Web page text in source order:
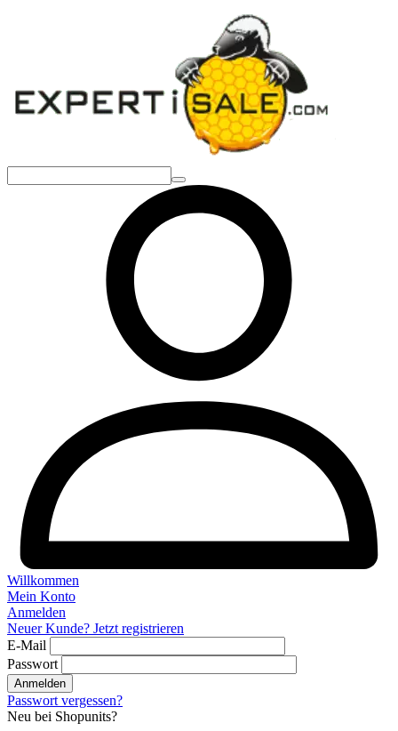
Willkommen
Mein Konto
Anmelden
Neuer Kunde? Jetzt registrieren
E-Mail
Passwort
Anmelden
Passwort vergessen?
Neu bei Shopunits?